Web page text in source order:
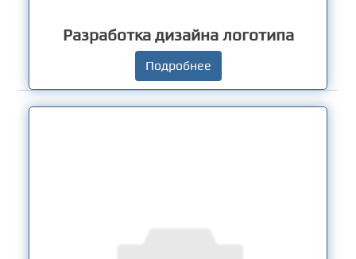
Разработка дизайна логотипа
Подробнее